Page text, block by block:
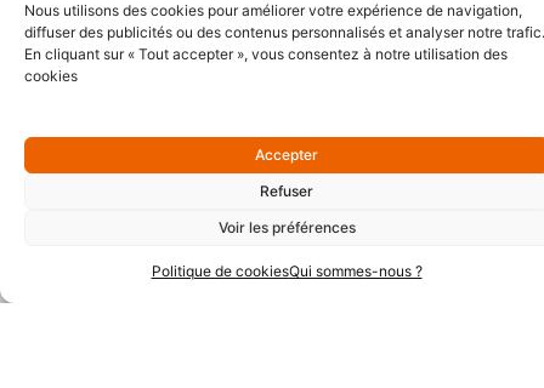
Nous utilisons des cookies pour améliorer votre expérience de navigation,
diffuser des publicités ou des contenus personnalisés et analyser notre trafic.
En cliquant sur « Tout accepter », vous consentez à notre utilisation des
cookies
Accepter
Refuser
Voir les préférences
Politique de cookiesQui sommes-nous ?